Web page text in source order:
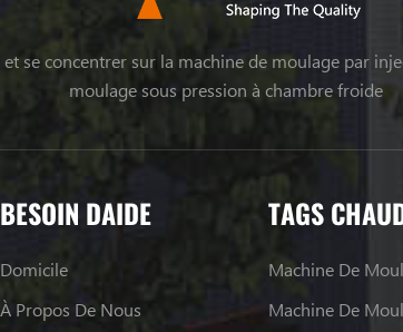
se concentrer sur la machine de moulage par
moulage sous pression à chambre froide
BESOIN DAIDE
Domicile
À Propos De Nous
TAGS
Machine De
Machine De